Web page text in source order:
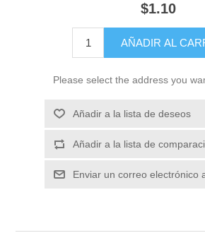
$1.10
Please select the address you